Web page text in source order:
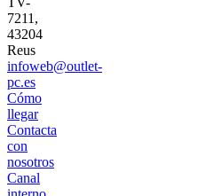
7211,
43204
Reus
infoweb@outlet-
pc.es
Cómo
llegar
Contacta
con
nosotros
Canal